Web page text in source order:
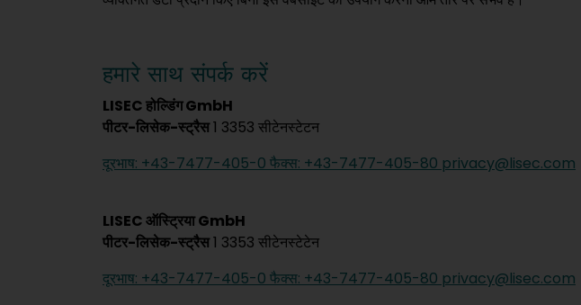
हमारे साथ संपर्क करें
LISEC होल्डिंग GmbH
पीटर-लिसेक-स्ट्रैस1 3353 सीटेनस्टेटन
दूरभाष: +43-7477-405-0 फैक्स: +43-7477-405-80 privacy@lisec.com
LISEC ऑस्ट्रिया GmbH
पीटर-लिसेक-स्ट्रैस1 3353 सीटेनस्टेटेन
दूरभाष: +43-7477-405-0 फैक्स: +43-7477-405-80 privacy@lisec.com